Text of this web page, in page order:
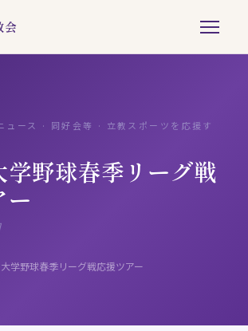
会
ース · 同好会等 · 立教スポーツを応援す
学野球春季リーグ戦
ー
学野球春季リーグ戦応援ツアー